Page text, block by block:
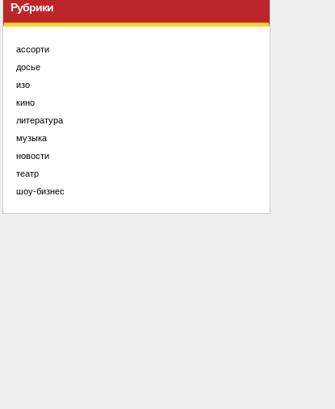
Рубрики
ассорти
досье
изо
кино
литература
музыка
новости
театр
шоу-бизнес